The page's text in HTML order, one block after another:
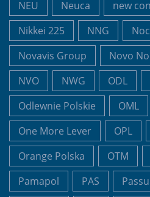
NEU
Neuca new
Nikkei 225
NNG
Novavis Group
Novo
NVO
NWG ODL
Odlewnie Polskie
OML
One More Lever
OPL
Orange Polska
OTM
Pamapol
PAS